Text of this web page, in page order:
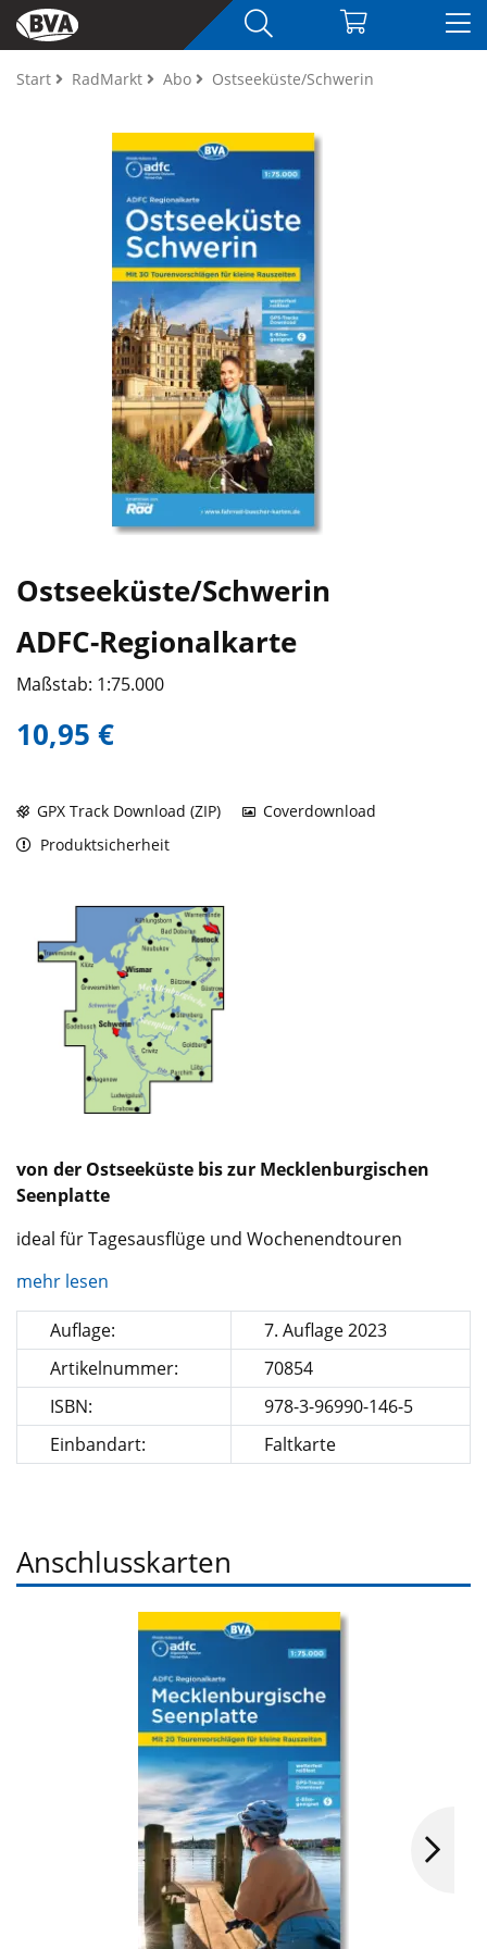
Start RadMarkt Abo Ostseeküste/Schwerin
Ostseeküste/Schwerin
ADFC-Regionalkarte
Maßstab: 1:75.000
10,95 €
GPX Track Download (ZIP)
Coverdownload
Produktsicherheit
von der Ostseeküste bis zur Mecklenburgischen
Seenplatte
ideal für Tagesausflüge und Wochenendtouren
mehr lesen
Auflage:
7. Auflage 2023
Artikelnummer:
70854
ISBN:
978-3-96990-146-5
Einbandart:
Faltkarte
Anschlusskarten